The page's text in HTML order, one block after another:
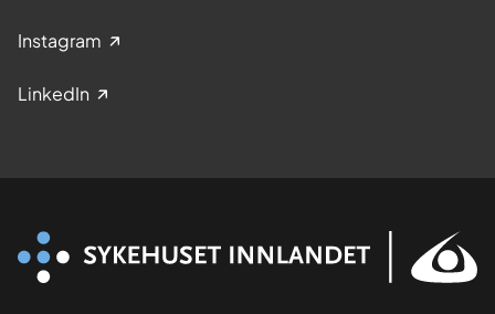
Instagram
LinkedIn